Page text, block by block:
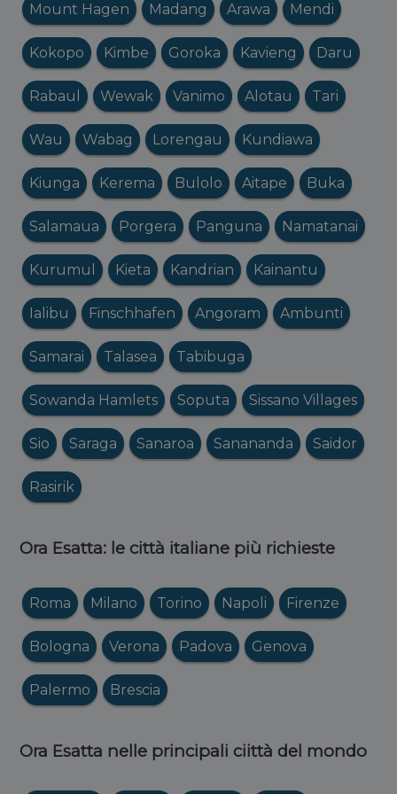
Mount Hagen Madang Arawa Mendi
Kokopo Kimbe Goroka Kavieng Daru
Rabaul Wewak Vanimo Alotau Tari
Wau Wabag Lorengau Kundiawa
Kiunga Kerema Bulolo Aitape Buka
Salamaua Porgera Panguna Namatanai
Kurumul Kieta Kandrian Kainantu
Ialibu Finschhafen Angoram Ambunti
Samarai Talasea Tabibuga
Sowanda Hamlets Soputa Sissano Villages
Sio Saraga Sanaroa Sanananda Saidor
Rasirik
Ora Esatta: le città italiane più richieste
Roma Milano Torino Napoli Firenze
Bologna Verona Padova Genova
Palermo Brescia
Ora Esatta nelle principali ciittà del mondo